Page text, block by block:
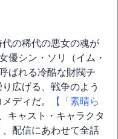
代の稀代の悪女の魂が
優シン・ソリ（イム・
ばれる冷酷な財閥チ
広げる、戦争のよう
ディだ。
【「素晴ら
キャスト・キャラクタ
配信にあわせて全話